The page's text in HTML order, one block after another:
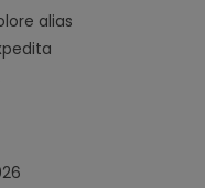
alias